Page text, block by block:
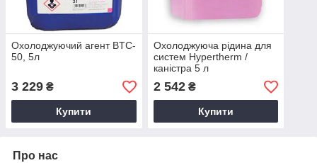
Охолоджуючий агент BTC-
50, 5л
3 229 ₴
Купити
Охолоджуюча рідина для
систем Hypertherm /
каністра 5 л
2 542₴
Купити
Про нас